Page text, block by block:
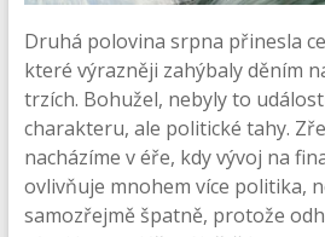
Druhá polovina srpna přinesla
které výrazněji zahýbaly děním
trzích. Bohužel, nebyly to
charakteru, ale politické tahy.
nacházíme v éře, kdy vývoj na
ovlivňuje mnohem více politika,
samozřejmě špatně, protože